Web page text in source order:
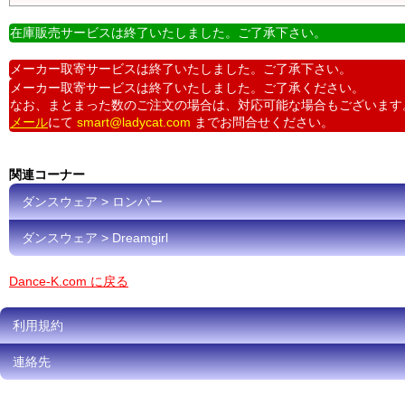
在庫販売サービスは終了いたしました。ご了承下さい。
メーカー取寄サービスは終了いたしました。ご了承下さい。
メーカー取寄サービスは終了いたしました。ご了承ください。
なお、まとまった数のご注文の場合は、対応可能な場合もございます
メールにて smart@ladycat.com までお問合せください。
関連コーナー
ダンスウェア > ロンパー
ダンスウェア > Dreamgirl
Dance-K.com に戻る
利用規約
連絡先